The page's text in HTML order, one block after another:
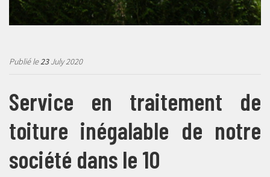
Publié le23July 2020
Service en traitement de
toiture inégalable de notre
société dans le 10